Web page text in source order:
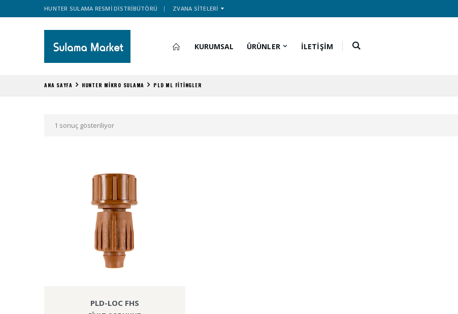
HUNTER SULAMA RESMİ DİSTRİBÜTÖRÜ ZVANA SİTELERİ
KURUMSAL ÜRÜNLER İLETİŞİM
ANA SAYFA HUNTER MİKRO SULAMA PLD ML FİTİNGLER
1 sonuç gösteriliyor
PLD-LOC FHS